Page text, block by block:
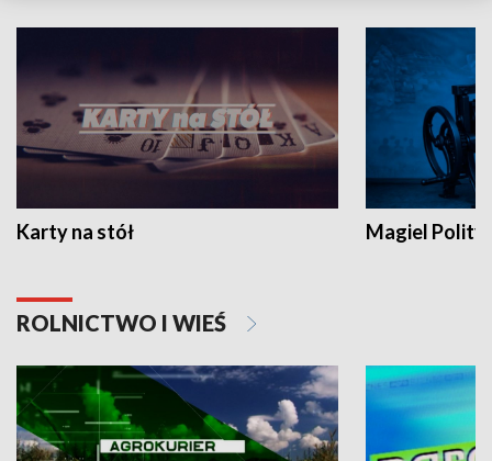
Karty na stół Magiel
ROLNICTWO I WIEŚ